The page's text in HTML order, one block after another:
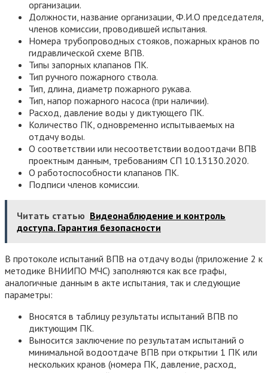
организации.
Должности, название организации, Ф.И.О председателя,
членов комиссии, проводившей испытания.
Номера трубопроводных стояков, пожарных кранов по
гидравлической схеме ВПВ.
Типы запорных клапанов ПК.
Тип ручного пожарного ствола.
Тип, длина, диаметр пожарного рукава.
Тип, напор пожарного насоса (при наличии).
Расход, давление воды у диктующего ПК.
Количество ПК, одновременно испытываемых на
отдачу воды.
О соответствии или несоответствии водоотдачи ВПВ
проектным данным, требованиям СП 10.13130.2020.
О работоспособности клапанов ПК.
Подписи членов комиссии.
Читать статью Видеонаблюдение и контроль
доступа. Гарантия безопасности
В протоколе испытаний ВПВ на отдачу воды (приложение 2 к
методике ВНИИПО МЧС) заполняются как все графы,
аналогичные данным в акте испытания, так и следующие
параметры:
Вносятся в таблицу результаты испытаний ВПВ по
диктующим ПК.
Выносится заключение по результатам испытаний о
минимальной водоотдаче ВПВ при открытии 1 ПК или
нескольких кранов (номера ПК, давление, расход,